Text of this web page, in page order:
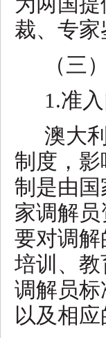
裁、专
（三
1.准
澳大
制度，
制是由
家调解
要对调
培训、
调解员
以及相应